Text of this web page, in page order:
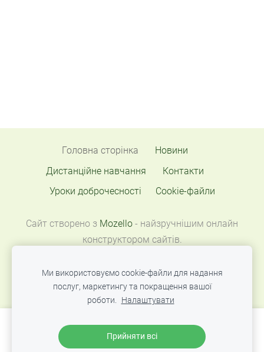
Головна сторінка
Новини
Дистанційне навчання
Контакти
Уроки доброчесності
Cookie-файли
Сайт створено з Mozello - найзручнішим онлайн
конструктором сайтів.
Створіть свій вебсайт або інтернет-магазин
за допомогою Mozello.
Ми використовуємо cookie-файли для надання
послуг, маркетингу та покращення вашої
роботи. Налаштувати
Прийняти всі